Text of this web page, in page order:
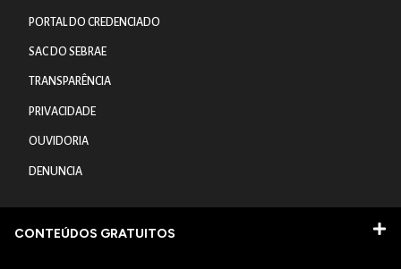
PORTAL DO CREDENCIADO
SAC DO SEBRAE
TRANSPARÊNCIA
PRIVACIDADE
OUVIDORIA
DENUNCIA
CONTEÚDOS GRATUITOS